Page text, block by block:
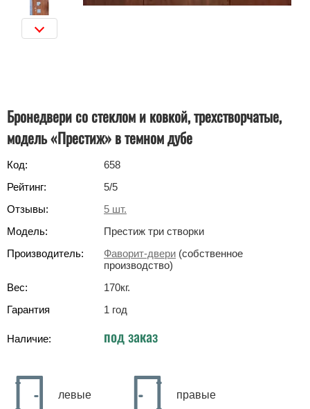
Бронедвери со стеклом и ковкой, трехстворчатые,
модель «Престиж» в темном дубе
Код:
658
Рейтинг:
5/5
Отзывы:
5 шт.
Модель:
Престиж три створки
Производитель:
Фаворит-двери (собственное
производство)
Вес:
170кг.
Гарантия
1 год
Наличие: под заказ
левые правые